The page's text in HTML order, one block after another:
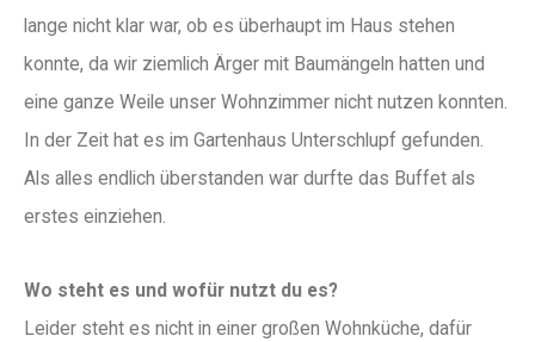
lange nicht klar war, ob es überhaupt im Haus stehen
konnte, da wir ziemlich Ärger mit Baumängeln hatten und
eine ganze Weile unser Wohnzimmer nicht nutzen konnten.
In der Zeit hat es im Gartenhaus Unterschlupf gefunden.
Als alles endlich überstanden war durfte das Buffet als
erstes einziehen.
Wo steht es und wofür nutzt du es?
Leider steht es nicht in einer großen Wohnküche, dafür